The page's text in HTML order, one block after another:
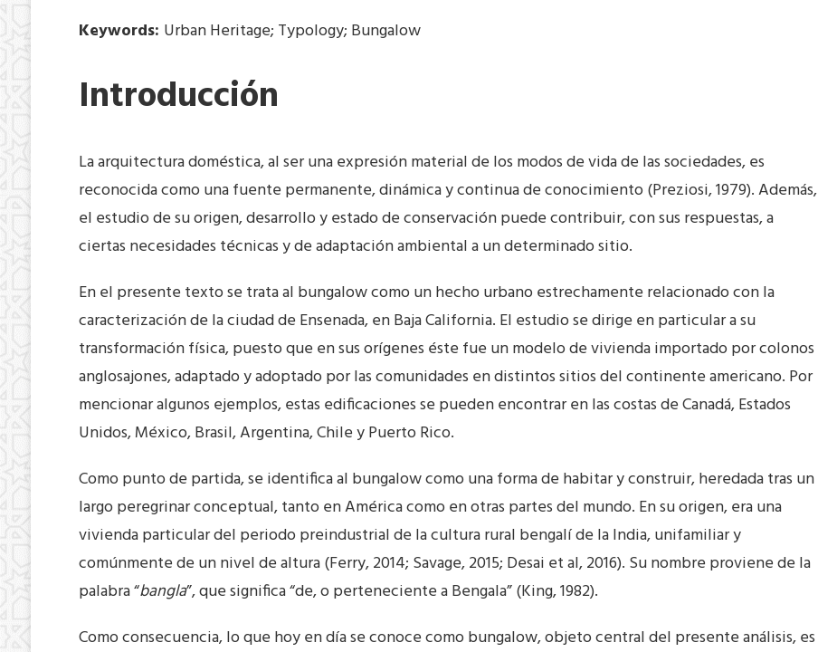
Keywords: Urban Heritage; Typology; Bungalow
Introducción
La arquitectura doméstica, al ser una expresión material de los modos de vida de las sociedades, es
reconocida como una fuente permanente, dinámica y continua de conocimiento (Preziosi, 1979). Además,
el estudio de su origen, desarrollo y estado de conservación puede contribuir, con sus respuestas, a
ciertas necesidades técnicas y de adaptación ambiental a un determinado sitio.
En el presente texto se trata al bungalow como un hecho urbano estrechamente relacionado con la
caracterización de la ciudad de Ensenada, en Baja California. El estudio se dirige en particular a su
transformación física, puesto que en sus orígenes éste fue un modelo de vivienda importado por colonos
anglosajones, adaptado y adoptado por las comunidades en distintos sitios del continente americano. Por
mencionar algunos ejemplos, estas edificaciones se pueden encontrar en las costas de Canadá, Estados
Unidos, México, Brasil, Argentina, Chile y Puerto Rico.
Como punto de partida, se identifica al bungalow como una forma de habitar y construir, heredada tras un
largo peregrinar conceptual, tanto en América como en otras partes del mundo. En su origen, era una
vivienda particular del periodo preindustrial de la cultura rural bengalí de la India, unifamiliar y
comúnmente de un nivel de altura (Ferry, 2014; Savage, 2015; Desai et al, 2016). Su nombre proviene de la
palabra “bangla”, que significa “de, o perteneciente a Bengala” (King, 1982).
Como consecuencia, lo que hoy en día se conoce como bungalow, objeto central del presente análisis, es